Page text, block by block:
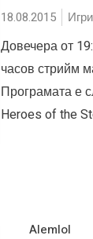
18.08.2015 Игри
Довечера от
часов стрийм
Програмата е
Heroes of the
Alemlol